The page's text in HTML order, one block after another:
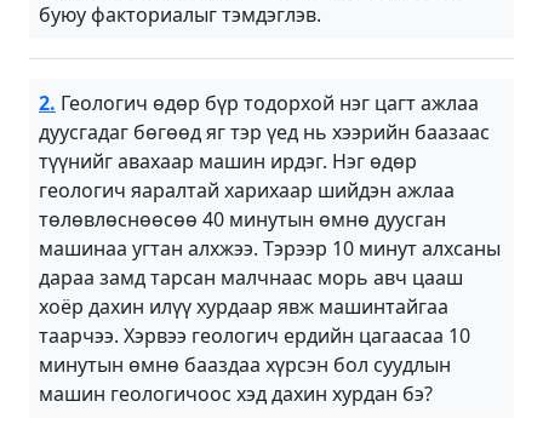
буюу факториалыг тэмдэглэв.
2. Геологич өдөр бүр тодорхой нэг цагт ажлаа
дуусгадаг бөгөөд яг тэр үед нь хээрийн баазаас
түүнийг авахаар машин ирдэг. Нэг өдөр
геологич яаралтай харихаар шийдэн ажлаа
төлөвлөснөөсөө 40 минутын өмнө дуусган
машинаа угтан алхжээ. Тэрээр 10 минут алхсаны
дараа замд тарсан малчнаас морь авч цааш
хоёр дахин илүү хурдаар явж машинтайгаа
таарчээ. Хэрвээ геологич ердийн цагаасаа 10
минутын өмнө бааздаа хүрсэн бол суудлын
машин геологичоос хэд дахин хурдан бэ?